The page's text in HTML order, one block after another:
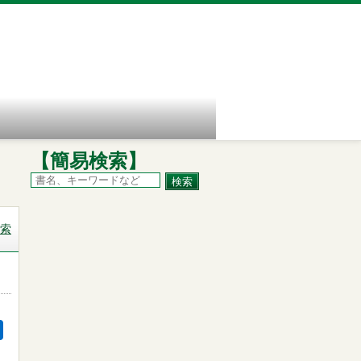
【簡易検索】